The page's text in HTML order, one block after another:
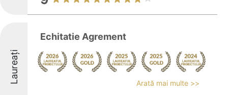
Laureați
Echitatie Agrement
Arată mai multe >>